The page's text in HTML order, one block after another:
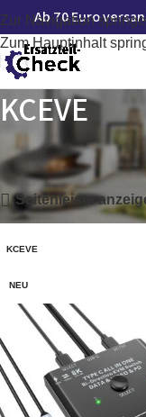
Zur Navigation
Zum Hauptinhalt
Ab 70 Euro
KCEVE
Startseite» KCEVE
Seitenleiste
KCEVE
NEU